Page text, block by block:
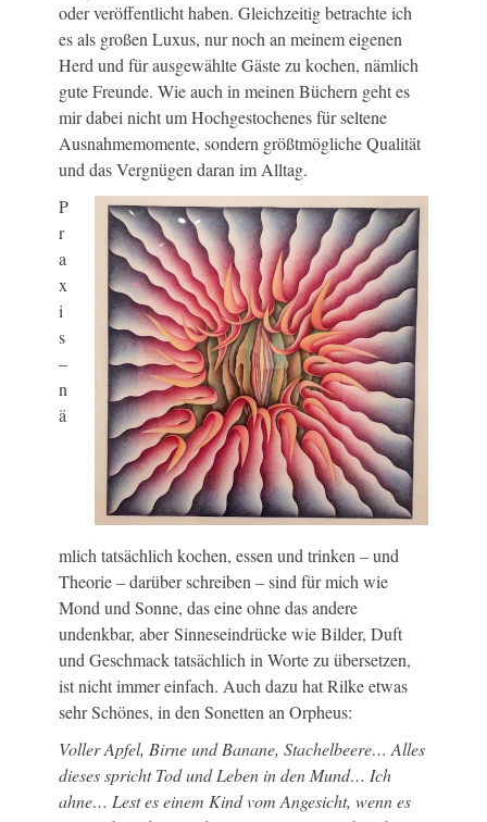
oder veröffentlicht haben. Gleichzeitig betrachte ich
es als großen Luxus, nur noch an meinem eigenen
Herd und für ausgewählte Gäste zu kochen, nämlich
gute Freunde. Wie auch in meinen Büchern geht es
mir dabei nicht um Hochgestochenes für seltene
Ausnahmemomente, sondern größtmögliche Qualität
und das Vergnügen daran im Alltag.
P
r
a
x
i
s
–
n
ä
mlich tatsächlich kochen, essen und trinken – und
Theorie – darüber schreiben – sind für mich wie
Mond und Sonne, das eine ohne das andere
undenkbar, aber Sinneseindrücke wie Bilder, Duft
und Geschmack tatsächlich in Worte zu übersetzen,
ist nicht immer einfach. Auch dazu hat Rilke etwas
sehr Schönes, in den Sonetten an Orpheus:
Voller Apfel, Birne und Banane, Stachelbeere… Alles
dieses spricht Tod und Leben in den Mund… Ich
ahne… Lest es einem Kind vom Angesicht, wenn es